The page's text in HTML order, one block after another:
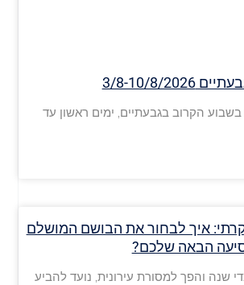
8-10/8/2026
בשבוע הקרוב בגבעתיים, ימים ראשון עד
איך לבחור את הבושם המושלם
שנה והפך למסורת עירונית, נועד להביע